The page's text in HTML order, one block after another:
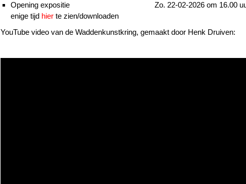
Opening expositie Zo. 22-02-2026 om 16.00 uur door
enige tijd hierte zien/downloaden
YouTube video van de Waddenkunstkring, gemaakt door Henk Druiven: